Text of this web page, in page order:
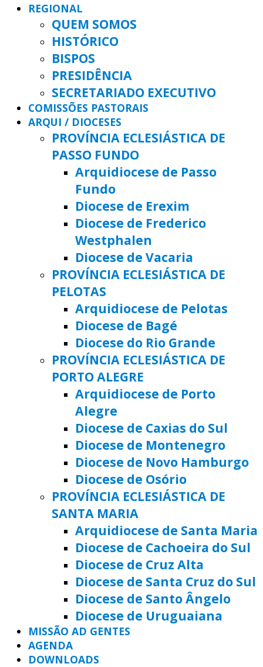
REGIONAL
QUEM SOMOS
HISTÓRICO
BISPOS
PRESIDÊNCIA
SECRETARIADO EXECUTIVO
COMISSÕES PASTORAIS
ARQUI / DIOCESES
PROVÍNCIA ECLESIÁSTICA DE
PASSO FUNDO
Arquidiocese de Passo
Fundo
Diocese de Erexim
Diocese de Frederico
Westphalen
Diocese de Vacaria
PROVÍNCIA ECLESIÁSTICA DE
PELOTAS
Arquidiocese de Pelotas
Diocese de Bagé
Diocese do Rio Grande
PROVÍNCIA ECLESIÁSTICA DE
PORTO ALEGRE
Arquidiocese de Porto
Alegre
Diocese de Caxias do Sul
Diocese de Montenegro
Diocese de Novo Hamburgo
Diocese de Osório
PROVÍNCIA ECLESIÁSTICA DE
SANTA MARIA
Arquidiocese de Santa Maria
Diocese de Cachoeira do Sul
Diocese de Cruz Alta
Diocese de Santa Cruz do Sul
Diocese de Santo Ângelo
Diocese de Uruguaiana
MISSÃO AD GENTES
AGENDA
DOWNLOADS